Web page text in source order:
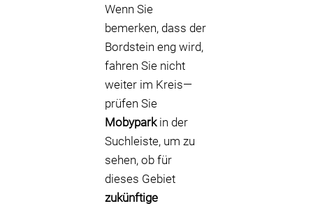
Wenn Sie
bemerken, dass der
Bordstein eng wird,
fahren Sie nicht
weiter im Kreis—
prüfen Sie
Mobyparkin der
Suchleiste, um zu
sehen, ob für
dieses Gebiet
zukünftige